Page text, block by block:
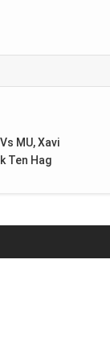
MU, Xavi
Ten Hag